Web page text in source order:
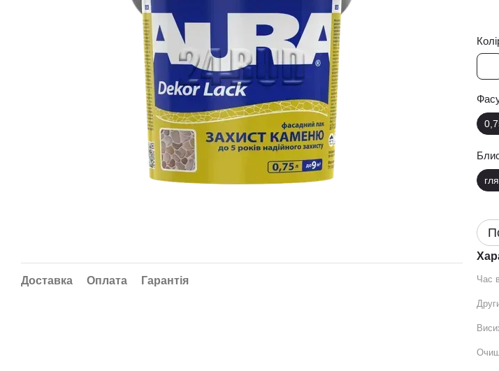
Доставка Оплата Гарантія Час